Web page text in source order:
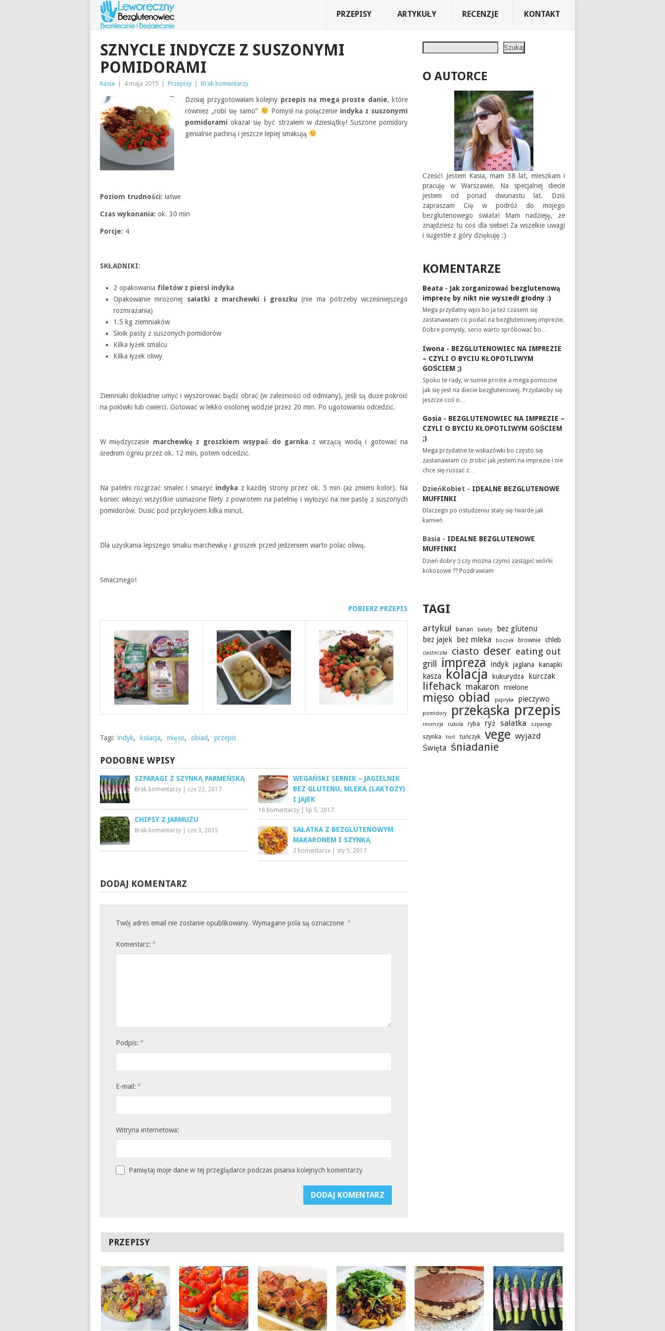
PRZEPISY ARTYKUŁY RECENZJE KONTAKT
SZNYCLE INDYCZE Z SUSZONYMI
POMIDORAMI
Kasia 4 maja 2015 Przepisy Brak komentarzy
Dzisiaj przygotowałam kolejny przepis na mega proste danie, które
również „robi się samo”
Pomysł na połączenie indyka z suszonymi
pomidorami okazał się być strzałem w dziesiątkę! Suszone pomidory
genialnie pachną i jeszcze lepiej smakują
Poziom trudności: łatwe
Czas wykonania: ok. 30 min
Porcje: 4
SKŁADNIKI:
2 opakowania filetów z piersi indyka
Opakowanie mrożonej sałatki z marchewki i groszku (nie ma potrzeby wcześniejszego
rozmrażania)
1.5 kg ziemniaków
Słoik pasty z suszonych pomidorów
Kilka łyżek smalcu
Kilka łyżek oliwy
Ziemniaki dokładnie umyć i wyszorować bądź obrać (w zależności od odmiany), jeśli są duże pokroić
na połówki lub ćwierci. Gotować w lekko osolonej wodzie przez 20 min. Po ugotowaniu odcedzić.
W międzyczasie marchewkę z groszkiem wsypać do garnka z wrzącą wodą i gotować na
średnim ogniu przez ok. 12 min, potem odcedzić.
Na patelni rozgrzać smalec i smażyć indyka z każdej strony przez ok. 5 min (aż zmieni kolor). Na
koniec włożyć wszystkie usmażone filety z powrotem na patelnię i wyłożyć na nie pastę z suszonych
pomidorów. Dusić pod przykryciem kilka minut.
Dla uzyskania lepszego smaku marchewkę i groszek przed jedzeniem warto polać oliwą.
Smacznego!
POBIERZ PRZEPIS
Tagi: indyk, kolacja, mięso, obiad, przepis
PODOBNE WPISY
SZPARAGI Z SZYNKĄ PARMEŃSKĄ
Brak komentarzy cze 23, 2017
WEGAŃSKI SERNIK – JAGIELNIK
BEZ GLUTENU, MLEKA (LAKTOZY)
I JAJEK
16 komentarzy lip 5, 2017
CHIPSY Z JARMUŻU
Brak komentarzy cze 3, 2015
SAŁATKA Z BEZGLUTENOWYM
MAKARONEM I SZYNKĄ
2 komentarze sty 5, 2017
DODAJ KOMENTARZ
Twój adres email nie zostanie opublikowany. Wymagane pola są oznaczone *
Komentarz: *
Podpis: *
E-mail: *
Witryna internetowa:
Pamiętaj moje dane w tej przeglądarce podczas pisania kolejnych komentarzy
Szukaj
O AUTORCE
Cześć! Jestem Kasia, mam 38 lat, mieszkam i
pracuję w Warszawie. Na specjalnej diecie
jestem od ponad dwunastu lat. Dziś
zapraszam Cię w podróż do mojego
bezglutenowego świata! Mam nadzieję, że
znajdziesz tu coś dla siebie! Za wszelkie uwagi
i sugestie z góry dziękuję :)
KOMENTARZE
Beata - Jak zorganizować bezglutenową
imprezę by nikt nie wyszedł głodny :)
Mega przydatny wpis bo ja też czasem się
zastanawiam co podać na bezglutenowej imprezie.
Dobre pomysły, serio warto spróbować bo…
Iwona - BEZGLUTENOWIEC NA IMPREZIE
– CZYLI O BYCIU KŁOPOTLIWYM
GOŚCIEM ;)
Spoko te rady, w sumie proste a mega pomocne
jak się jest na diecie bezglutenowej. Przydałoby się
jeszcze coś o…
Gosia - BEZGLUTENOWIEC NA IMPREZIE –
CZYLI O BYCIU KŁOPOTLIWYM GOŚCIEM
;)
Mega przydatne te wskazówki bo często się
zastanawiam co zrobić jak jestem na imprezie i nie
chce się ruszać z…
DzieńKobiet - IDEALNE BEZGLUTENOWE
MUFFINKI
Dlaczego po ostudzeniu stały się twarde jak
kamień
Basia - IDEALNE BEZGLUTENOWE
MUFFINKI
Dzień dobry :) czy można czymś zastąpić wiórki
kokosowe ?? Pozdrawiam
TAGI
artykuł banan bataty
bez glutenu
bez jajek
bez mleka boczek brownie chleb
ciasteczka ciasto deser eating out
grill impreza indyk jaglana kanapki
kasza kolacja kukurydza kurczak
lifehack makaron mielone
mięso obiad papryka pieczywo
pomidory przekąska przepis
recenzja rukola ryba ryż sałatka szparagi
szynka tort tuńczyk vege wyjazd
Święta śniadanie
PRZEPISY